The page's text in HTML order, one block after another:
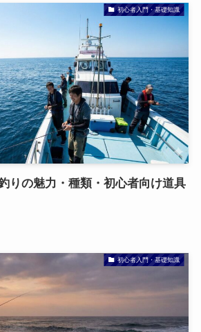
初心者入門・基礎知識
りの魅力・種類・初心者向け道具
初心者入門・基礎知識